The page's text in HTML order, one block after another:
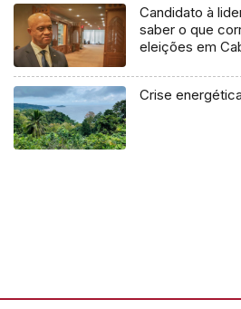
Candidato à
saber o que
eleições em
Crise